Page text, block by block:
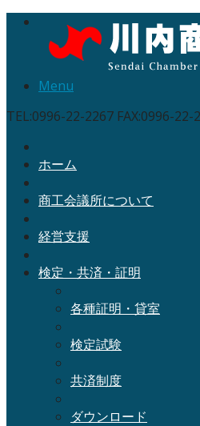
Menu
TEL:0996-22-2267 FAX:0996-22-
ホーム
商工会議所について
経営支援
検定・共済・証明
各種証明・貸室
検定試験
共済制度
ダウンロード